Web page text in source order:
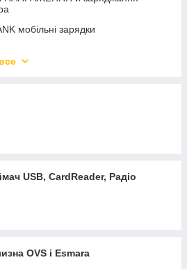
мобільні зарядки
USB, CardReader, Радіо
OVS і Esmara